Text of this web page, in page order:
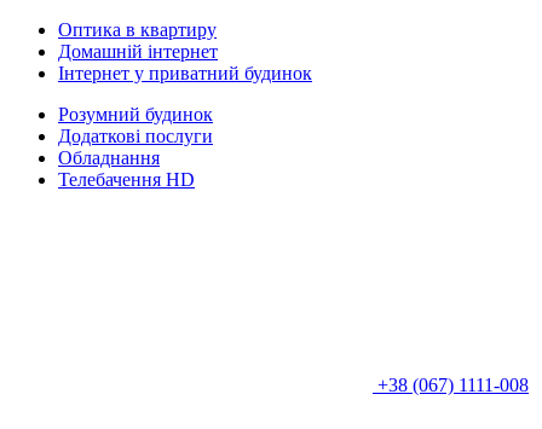
Оптика в квартиру
Домашній інтернет
Інтернет у приватний будинок
Розумний будинок
Додаткові послуги
Обладнання
Телебачення HD
+38 (067) 1111-008